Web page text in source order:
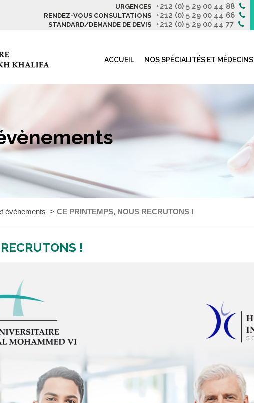
URGENCES +212 (0) 5 29 00 44 88
RENDEZ-VOUS CONSULTATIONS +212 (0) 5 29 00 44 66
STANDARD/DEMANDE DE DEVIS +212 (0) 5 29 00 44 77
ACCUEIL NOS SPÉCIALITÉS ET MÉDECINS
évènements CE PRINTEMPS, NOUS RECRUTONS !
!